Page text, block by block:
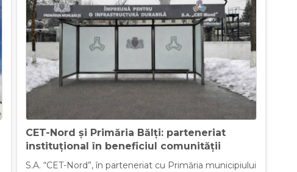
CET-Nord și Primăria Bălți: parteneriat
instituțional în beneficiul comunității
S.A. “CET-Nord”, în parteneriat cu Primăria municipiului